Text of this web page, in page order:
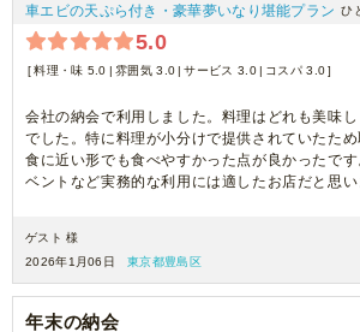
車エビの天ぷら付き・豪華夢いなり堪能プラン ひ
5.0
料理・味 5.0 雰囲気 3.0 サービス 3.0 コスパ 3.0
会社の納会で利用しました。料理はどれも美味
でした。特に料理が小分けで提供されていたた
食に近い形でも食べやすかった点が良かったで
ベントなど実務的な利用には適したお店だと思い
ゲスト 様
2026年1月06日
東京都豊島区
年末の納会